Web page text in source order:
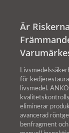
Är
för
livsmedel.
eliminerar
avancerad
benfragment